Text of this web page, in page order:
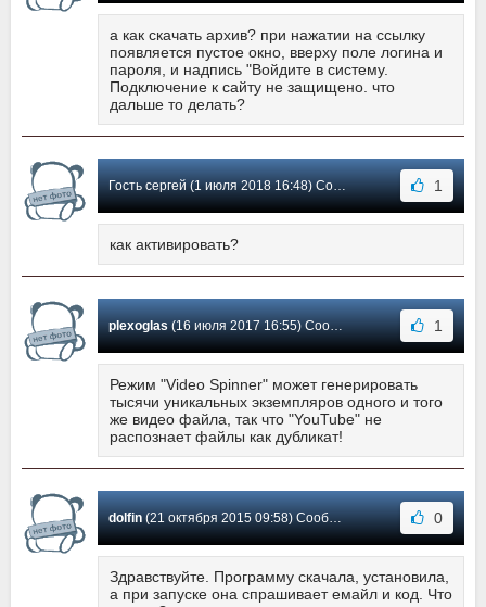
а как скачать архив? при нажатии на ссылку
появляется пустое окно, вверху поле логина и
пароля, и надпись "Войдите в систему.
Подключение к сайту не защищено. что
дальше то делать?
Гость сергей (1 июля 2018 16:48) Сообщение #2 1
как активировать?
plexoglas(16 июля 2017 16:55) Сообщение #1 1
Режим "Video Spinner" может генерировать
тысячи уникальных экземпляров одного и того
же видео файла, так что "YouTube" не
распознает файлы как дубликат!
dolfin(21 октября 2015 09:58) Сообщение #0 0
Здравствуйте. Программу скачала, установила,
а при запуске она спрашивает емайл и код. Что